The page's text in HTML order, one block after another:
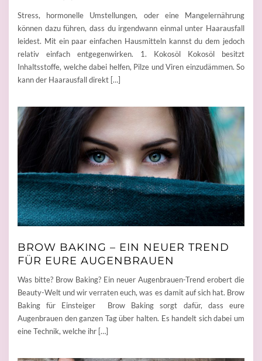
Stress, hormonelle Umstellungen, oder eine Mangelernährung
können dazu führen, dass du irgendwann einmal unter Haarausfall
leidest. Mit ein paar einfachen Hausmitteln kannst du dem jedoch
relativ einfach entgegenwirken. 1. Kokosöl Kokosöl besitzt
Inhaltsstoffe, welche dabei helfen, Pilze und Viren einzudämmen. So
kann der Haarausfall direkt […]
BROW BAKING – EIN NEUER TREND
FÜR EURE AUGENBRAUEN
Was bitte? Brow Baking? Ein neuer Augenbrauen-Trend erobert die
Beauty-Welt und wir verraten euch, was es damit auf sich hat. Brow
Baking für Einsteiger Brow Baking sorgt dafür, dass eure
Augenbrauen den ganzen Tag über halten. Es handelt sich dabei um
eine Technik, welche ihr […]